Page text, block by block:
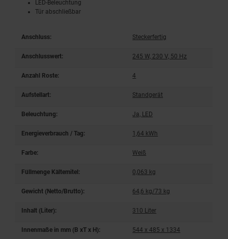
LED-Beleuchtung
Tür abschließbar
Anschluss: Steckerfertig
Anschlusswert: 245 W, 230 V, 50 Hz
Anzahl Roste: 4
Aufstellart: Standgerät
Beleuchtung: Ja, LED
Energieverbrauch / Tag: 1,64 kWh
Farbe: Weiß
Füllmenge Kältemitel: 0,063 kg
Gewicht (Netto/Brutto): 64,6 kg/73 kg
Inhalt (Liter): 310 Liter
Innenmaße in mm (B xT x H): 544 x 485 x 1334